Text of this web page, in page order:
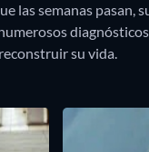
las semanas pasan,
su vida.